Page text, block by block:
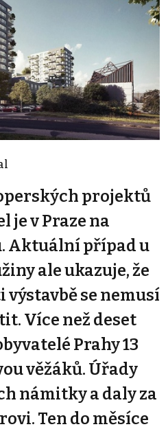
projektů
je v Praze na
Aktuální případ u
ale ukazuje, že
se nemusí
Více než deset
Prahy 13
věžáků. Úřady
námitky a daly za
Ten do měsíce